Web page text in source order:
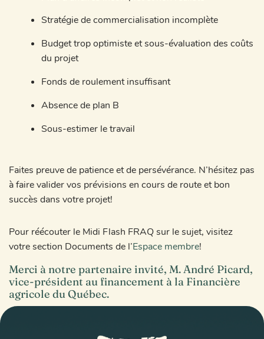
Stratégie de commercialisation incomplète
Budget trop optimiste et sous-évaluation des coûts
du projet
Fonds de roulement insuffisant
Absence de plan B
Sous-estimer le travail
Faites preuve de patience et de persévérance. N’hésitez pas
à faire valider vos prévisions en cours de route et bon
succès dans votre projet!
Pour réécouter le Midi Flash FRAQ sur le sujet, visitez
votre section Documents de l’Espace membre!
Merci à notre partenaire invité, M. André Picard,
vice-président au financement à la Financière
agricole du Québec.